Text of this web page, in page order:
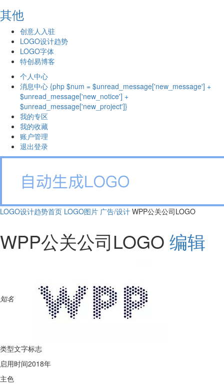
其他
创意人入驻
LOGO设计趋势
LOGO字体
特创易博客
个人中心
消息中心 {php $num = $unread_message['new_message'] +
$unread_message['new_notice'] +
$unread_message['new_project']}
我的专区
我的收藏
账户管理
退出登录
LOGO设计趋势首页 LOGO图片 广告/设计 WPP公关公司LOGO
WPP公关公司LOGO 编辑
知名
类型文字标志
启用时间2018年
主色